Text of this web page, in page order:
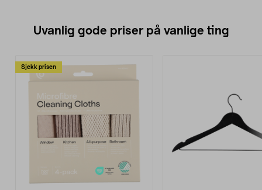
Uvanlig gode priser på vanlige ting
Sjekk prisen